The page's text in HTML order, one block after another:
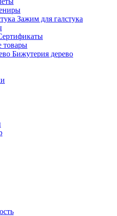
Зажим для галстука
товары
Бижутерия дерево